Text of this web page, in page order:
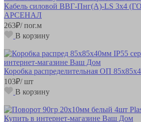
Кабель силовой ВВГ-Пнг(А)-LS 3х4
АРСЕНАЛ
263₽/ пог.м
В корзину
Коробка распределительная ОП
103₽/ шт
В корзину